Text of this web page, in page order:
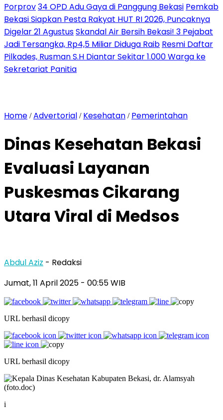
Porprov34 OPD Adu Gaya di Panggung Bekasi Pemkab
Bekasi Siapkan Pesta Rakyat HUT RI 2026, Puncaknya
Digelar 21 AgustusSkandal Air Bersih Bekasi! 3 Pejabat
Jadi Tersangka, Rp4,5 Miliar Diduga Raib Resmi Daftar
Pilkades, Rusman S.H Diantar Sekitar 1.000 Warga ke
Sekretariat Panitia
Home /Advertorial / Kesehatan / Pemerintahan
Dinas Kesehatan Bekasi
Evaluasi Layanan
Puskesmas Cikarang
Utara Viral di Medsos
Abdul Aziz - Redaksi
Jumat, 11 April 2025 - 00:55 WIB
URL berhasil dicopy
URL berhasil dicopy
i